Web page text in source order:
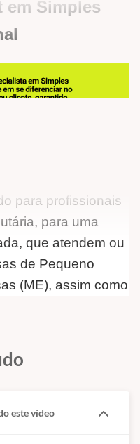
em Simples
para profissionais
para uma
que atendem ou
de Pequeno
(ME), assim como
da carga
este vídeo